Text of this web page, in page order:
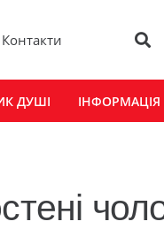
Контакти
ДУШІ ІНФОРМАЦІЯ